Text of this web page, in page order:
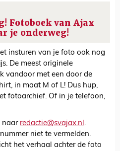
Fotoboek van Ajax
je onderweg!
insturen van je foto ook nog
De meest originele
vandoor met een door de
in maat M of L! Dus hup,
fotoarchief. Of in je telefoon,
naar redactie@svajax.nl.
niet te vermelden.
het verhaal achter de foto